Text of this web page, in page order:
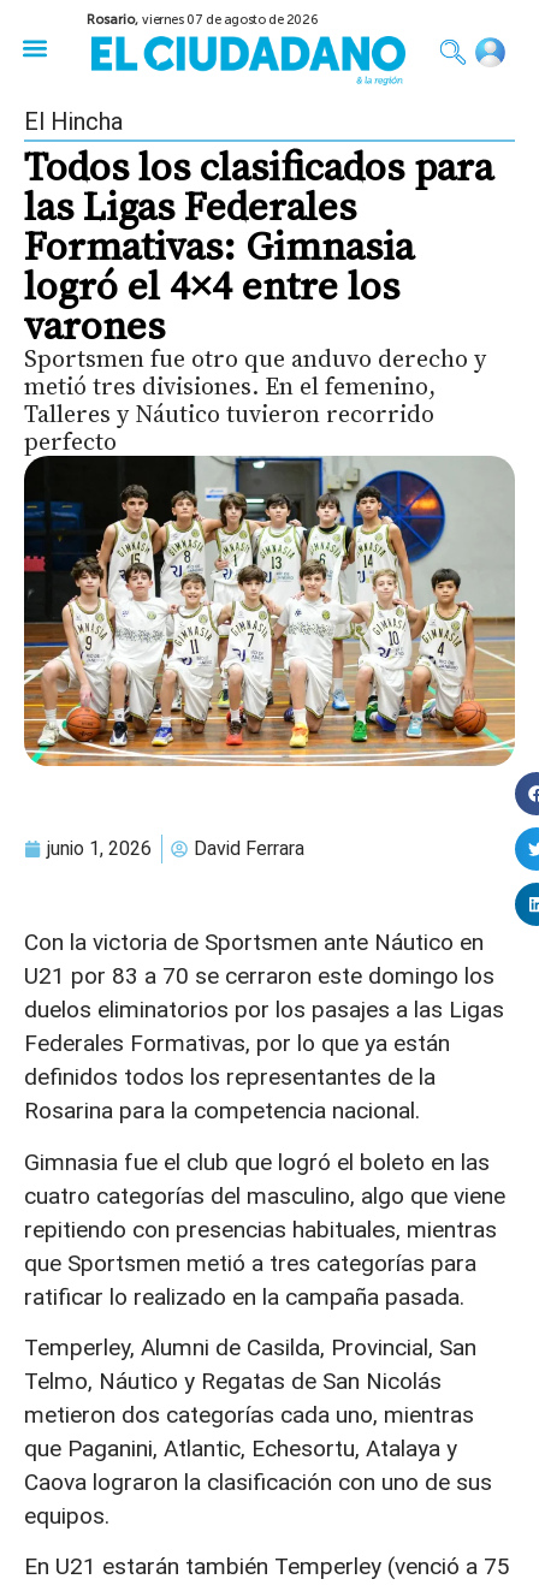
Rosario,viernes 07 de agosto de 2026
El Hincha
Todos los clasificados para
las Ligas Federales
Formativas: Gimnasia
logró el 4×4 entre los
varones
Sportsmen fue otro que anduvo derecho y
metió tres divisiones. En el femenino,
Talleres y Náutico tuvieron recorrido
perfecto
junio 1, 2026 David Ferrara
Con la victoria de Sportsmen ante Náutico en
U21 por 83 a 70 se cerraron este domingo los
duelos eliminatorios por los pasajes a las Ligas
Federales Formativas, por lo que ya están
definidos todos los representantes de la
Rosarina para la competencia nacional.
Gimnasia fue el club que logró el boleto en las
cuatro categorías del masculino, algo que viene
repitiendo con presencias habituales, mientras
que Sportsmen metió a tres categorías para
ratificar lo realizado en la campaña pasada.
Temperley, Alumni de Casilda, Provincial, San
Telmo, Náutico y Regatas de San Nicolás
metieron dos categorías cada uno, mientras
que Paganini, Atlantic, Echesortu, Atalaya y
Caova lograron la clasificación con uno de sus
equipos.
En U21 estarán también Temperley (venció a 75